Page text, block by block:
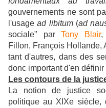
gouvernements ne sont
l'usagead libitum(ad
sociale" parTony Blair,
Fillon, François Hollande,
tant d'autres, dans des
donc important d'en
Les contours de la
La notion de justice
politique au XIXe siècle,